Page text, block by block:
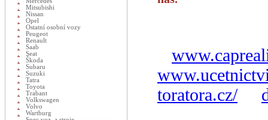
toratora.cz/
Mitsubishi
Nissan
Opel
Ostatní osobní vozy
Peugeot
Renault
Saab
Seat
Škoda
Subaru
Suzuki
Tatra
Toyota
Trabant
Volkswagen
Volvo
Wartburg